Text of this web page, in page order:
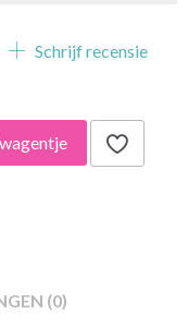
Schrijf recensie
(0)